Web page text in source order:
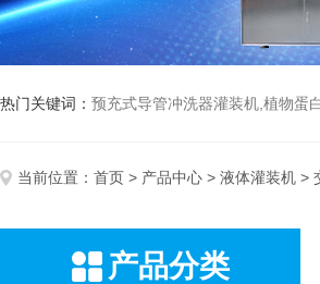
热门关键词： 预充式导管冲洗器灌装机,植物蛋
当前位置： 首页 > 产品中心 > 液体灌装机 >
产品分类